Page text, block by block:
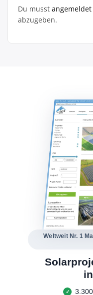
Du musst angemeldet
abzugeben.